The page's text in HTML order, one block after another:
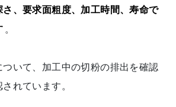
、要求面粗度、加工時間、寿命で
。
いて、加工中の切粉の排出を確認
れています。